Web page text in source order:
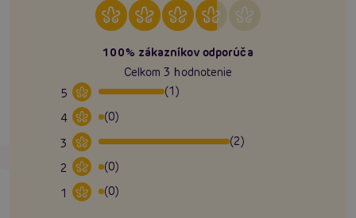
100% zákazníkov odporúča
Celkom 3 hodnotenie
5
(1)
4
(0)
3
(2)
2
(0)
1
(0)